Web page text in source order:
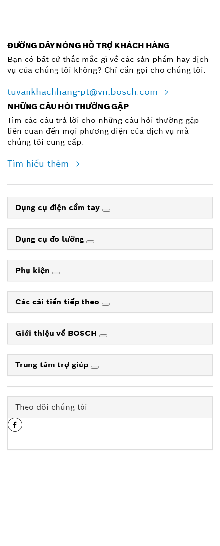
ĐƯỜNG DÂY NÓNG HỖ TRỢ KHÁCH HÀNG
Bạn có bất cứ thắc mắc gì về các sản phẩm hay dịch
vụ của chúng tôi không? Chỉ cần gọi cho chúng tôi.
tuvankhachhang-pt@vn.bosch.com
NHỮNG CÂU HỎI THƯỜNG GẶP
Tìm các câu trả lời cho những câu hỏi thường gặp
liên quan đến mọi phương diện của dịch vụ mà
chúng tôi cung cấp.
Tìm hiểu thêm
Dụng cụ điện cầm tay
Dụng cụ đo lường
Phụ kiện
Các cải tiến tiếp theo
Giới thiệu về BOSCH
Trung tâm trợ giúp
Theo dõi chúng tôi